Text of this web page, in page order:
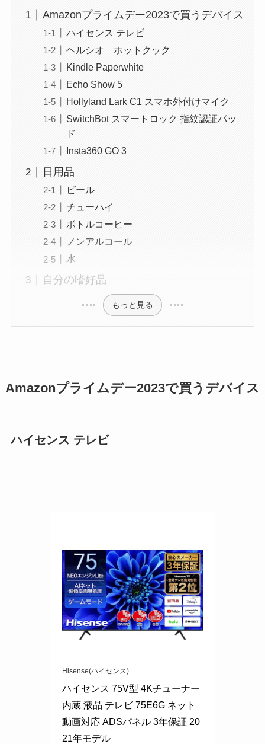
Amazonプライムデー2023で買うデバイス
ハイセンス テレビ
ヘルシオ ホットクック
Kindle Paperwhite
Echo Show 5
Hollyland Lark C1 スマホ外付けマイク
SwitchBot スマートロック 指紋認証パッ
ド
Insta360 GO 3
日用品
ビール
チューハイ
ボトルコーヒー
ノンアルコール
水
自分の嗜好品
もっと見る
Amazonプライムデー2023で買うデバイス
ハイセンス テレビ
Hisense(ハイセンス)
ハイセンス 75V型 4Kチューナー
内蔵 液晶 テレビ 75E6G ネット
動画対応 ADSパネル 3年保証 20
21年モデル